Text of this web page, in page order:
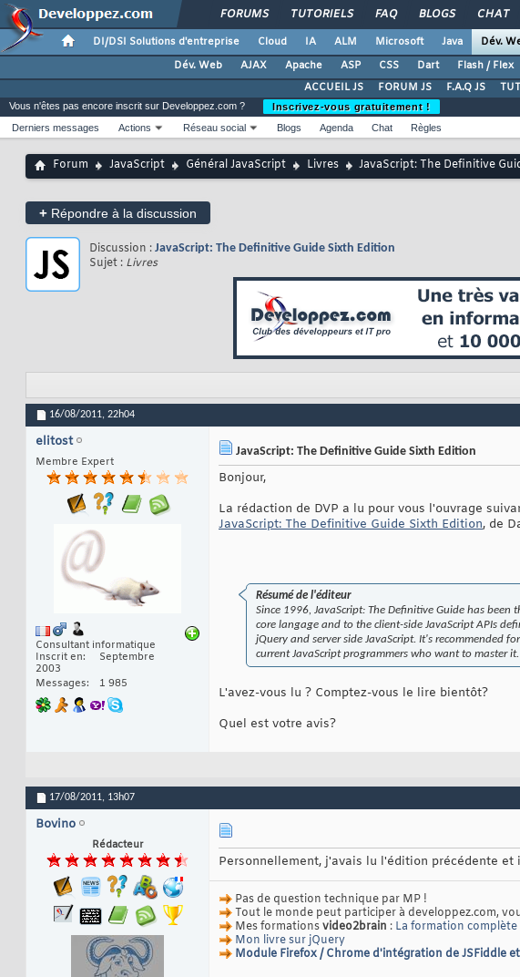
FORUMS TUTORIELS FAQ BLOGS CHAT
DI/DSI Solutions d'entreprise Cloud IA ALM Microsoft Java Dév.
Dév. Web
AJAX Apache ASP CSS Dart Flash / Flex
ACCUEIL JS
FORUM JS F.A.Q JS
Vous n'êtes pas encore inscrit sur Developpez.com ?
Inscrivez-vous gratuitement !
Derniers messages
Actions Réseau social Blogs Agenda Chat Règles
Forum JavaScript Général JavaScript Livres JavaScript: The Definitive
+ Répondre à la discussion
Discussion : JavaScript: The Definitive Guide Sixth Edition
Sujet : Livres
16/08/2011, 22h04
elitost
Membre Expert
Consultant informatique
Inscrit en
Septembre
2003
Messages
1 985
JavaScript: The Definitive Guide Sixth Edition
Bonjour,
La rédaction de DVP a lu pour vous l'ouvrage
JavaScript: The Definitive Guide Sixth Edition, de
Résumé de l'éditeur
Since 1996, JavaScript: The Definitive Guide has been
core langage and to the client-side JavaScript APIs
jQuery and server side JavaScript. It's recommended
current JavaScript programmers who want to master it.
L'avez-vous lu ? Comptez-vous le lire bientôt?
Quel est votre avis?
17/08/2011, 13h07
Bovino
Rédacteur
Personnellement, j'avais lu l'édition précédente
Pas de question technique par MP !
Tout le monde peut participer à developpez.com,
Mes formationsvideo2brain : La formation complète
Mon livre sur jQuery
Module Firefox / Chrome d'intégration de JSFiddle